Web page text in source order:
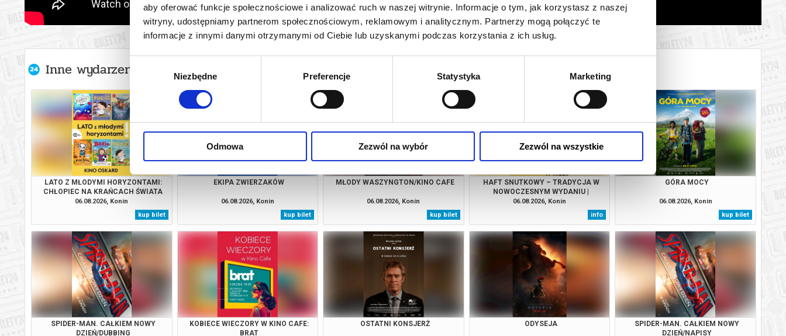
aby oferować funkcje społecznościowe i analizować ruch w naszej witrynie. Informacje o tym, jak korzystasz z naszej
witryny, udostępniamy partnerom społecznościowym, reklamowym i analitycznym. Partnerzy mogą połączyć te
informacje z innymi danymi otrzymanymi od Ciebie lub uzyskanymi podczas korzystania z ich usług.
Niezbędne Preferencje Statystyka Marketing
Odmowa Zezwól na wybór Zezwól na wszystkie
Inne wydarzenia organizatora
LATO Z MŁODYMI HORYZONTAMI:
CHŁOPIEC NA KRAŃCACH ŚWIATA
06.08.2026, Konin
kup bilet
EKIPA ZWIERZAKÓW
06.08.2026, Konin
kup bilet
MŁODY WASZYNGTON/KINO CAFE
06.08.2026, Konin
kup bilet
HAFT SNUTKOWY – TRADYCJA W
NOWOCZESNYM WYDANIU |
WARSZTAT MIĘDZYPOKOLENIOWY
06.08.2026, Konin
info
GÓRA MOCY
06.08.2026, Konin
kup bilet
SPIDER-MAN. CAŁKIEM NOWY
DZIEŃ/DUBBING
KOBIECE WIECZORY W KINO CAFE:
BRAT
OSTATNI KONSJERŻ ODYSEJA
SPIDER-MAN. CAŁKIEM NOWY
DZIEŃ/NAPISY